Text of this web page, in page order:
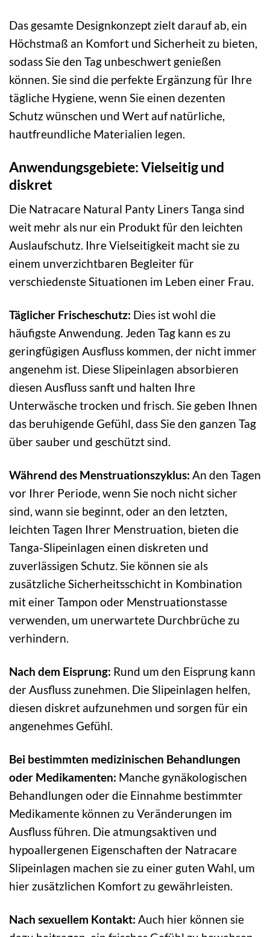
Das gesamte Designkonzept zielt darauf ab, ein
Höchstmaß an Komfort und Sicherheit zu bieten,
sodass Sie den Tag unbeschwert genießen
können. Sie sind die perfekte Ergänzung für Ihre
tägliche Hygiene, wenn Sie einen dezenten
Schutz wünschen und Wert auf natürliche,
hautfreundliche Materialien legen.
Anwendungsgebiete: Vielseitig und
diskret
Die Natracare Natural Panty Liners Tanga sind
weit mehr als nur ein Produkt für den leichten
Auslaufschutz. Ihre Vielseitigkeit macht sie zu
einem unverzichtbaren Begleiter für
verschiedenste Situationen im Leben einer Frau.
Täglicher Frischeschutz: Dies ist wohl die
häufigste Anwendung. Jeden Tag kann es zu
geringfügigen Ausfluss kommen, der nicht immer
angenehm ist. Diese Slipeinlagen absorbieren
diesen Ausfluss sanft und halten Ihre
Unterwäsche trocken und frisch. Sie geben Ihnen
das beruhigende Gefühl, dass Sie den ganzen Tag
über sauber und geschützt sind.
Während des Menstruationszyklus: An den Tagen
vor Ihrer Periode, wenn Sie noch nicht sicher
sind, wann sie beginnt, oder an den letzten,
leichten Tagen Ihrer Menstruation, bieten die
Tanga-Slipeinlagen einen diskreten und
zuverlässigen Schutz. Sie können sie als
zusätzliche Sicherheitsschicht in Kombination
mit einer Tampon oder Menstruationstasse
verwenden, um unerwartete Durchbrüche zu
verhindern.
Nach dem Eisprung: Rund um den Eisprung kann
der Ausfluss zunehmen. Die Slipeinlagen helfen,
diesen diskret aufzunehmen und sorgen für ein
angenehmes Gefühl.
Bei bestimmten medizinischen Behandlungen
oder Medikamenten: Manche gynäkologischen
Behandlungen oder die Einnahme bestimmter
Medikamente können zu Veränderungen im
Ausfluss führen. Die atmungsaktiven und
hypoallergenen Eigenschaften der Natracare
Slipeinlagen machen sie zu einer guten Wahl, um
hier zusätzlichen Komfort zu gewährleisten.
Nach sexuellem Kontakt: Auch hier können sie